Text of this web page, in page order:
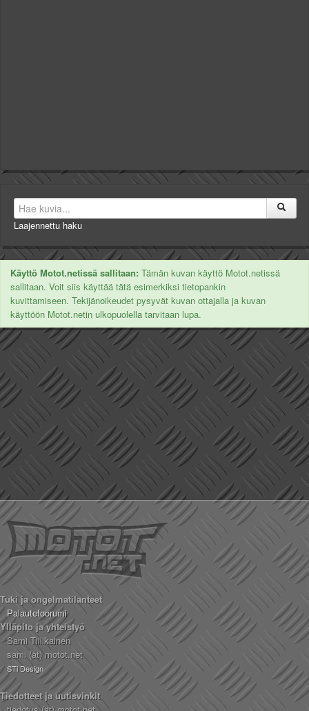
Laajennettu haku
Käyttö Motot.netissä sallitaan: Tämän kuvan käyttö Motot.netissä
sallitaan. Voit siis käyttää tätä esimerkiksi tietopankin
kuvittamiseen. Tekijänoikeudet pysyvät kuvan ottajalla ja kuvan
käyttöön Motot.netin ulkopuolella tarvitaan lupa.
Tuki ja ongelmatilanteet
Palautefoorumi
Ylläpito ja yhteistyö
Sami Tiilikainen
sami (ät) motot.net
STi Design
Tiedotteet ja uutisvinkit